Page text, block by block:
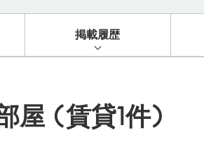
掲載履歴
屋 (賃貸1件)